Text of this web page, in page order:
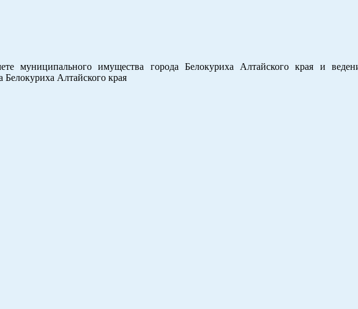
муниципального имущества города Белокуриха Алтайского края и
Алтайского края